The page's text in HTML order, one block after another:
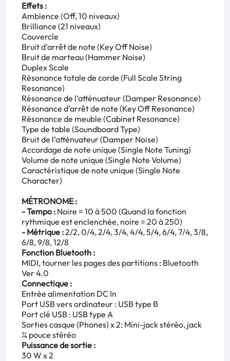
Effets :
Ambience (Off, 10 niveaux)
Brilliance (21 niveaux)
Couvercle
Bruit d’arrêt de note (Key Off Noise)
Bruit de marteau (Hammer Noise)
Duplex Scale
Résonance totale de corde (Full Scale String
Resonance)
Résonance de l’atténuateur (Damper Resonance)
Résonance d’arrêt de note (Key Off Resonance)
Résonance de meuble (Cabinet Resonance)
Type de table (Soundboard Type)
Bruit de l’atténuateur (Damper Noise)
Accordage de note unique (Single Note Tuning)
Volume de note unique (Single Note Volume)
Caractéristique de note unique (Single Note
Character)
MÉTRONOME :
- Tempo : Noire = 10 à 500 (Quand la fonction
rythmique est enclenchée, noire = 20 à 250)
- Métrique :2/2, 0/4, 2/4, 3/4, 4/4, 5/4, 6/4, 7/4, 3/8,
6/8, 9/8, 12/8
Fonction Bluetooth :
MIDI, tourner les pages des partitions : Bluetooth
Ver 4.0
Connectique :
Entrée alimentation DC In
Port USB vers ordinateur : USB type B
Port clé USB : USB type A
Sorties casque (Phones) x 2: Mini-jack stéréo, jack
¼ pouce stéréo
Puissance de sortie :
30 W x 2